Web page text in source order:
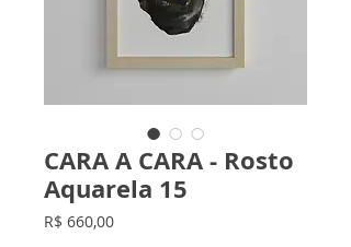
CARA A CARA - Rosto
Aquarela 15
R$ 660,00Preço